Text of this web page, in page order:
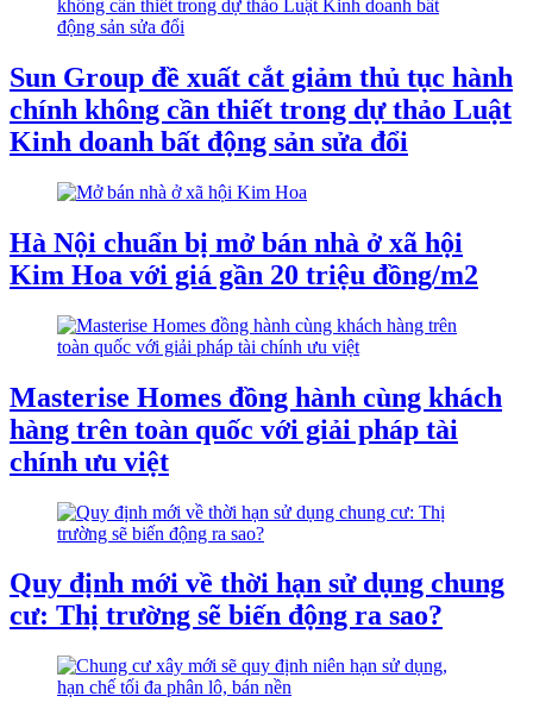
Sun Group đề xuất cắt giảm thủ tục hành
chính không cần thiết trong dự thảo Luật
Kinh doanh bất động sản sửa đổi
Hà Nội chuẩn bị mở bán nhà ở xã hội
Kim Hoa với giá gần 20 triệu đồng/m2
Masterise Homes đồng hành cùng khách
hàng trên toàn quốc với giải pháp tài
chính ưu việt
Quy định mới về thời hạn sử dụng chung
cư: Thị trường sẽ biến động ra sao?